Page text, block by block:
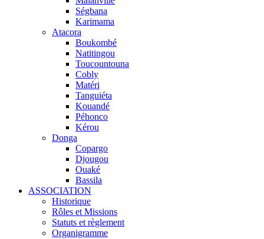
Ségbana
Karimama
Atacora
Boukombé
Natitingou
Toucountouna
Cobly
Matéri
Tanguiéta
Kouandé
Péhonco
Kérou
Donga
Copargo
Djougou
Ouaké
Bassila
ASSOCIATION
Historique
Rôles et Missions
Statuts et règlement
Organigramme